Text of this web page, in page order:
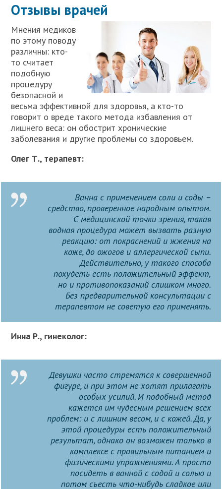
Отзывы врачей
Мнения медиков
по этому поводу
различны: кто-
то считает
подобную
процедуру
безопасной и
весьма эффективной для здоровья, а кто-то
говорит о вреде такого метода избавления от
лишнего веса: он обострит хронические
заболевания и другие проблемы со здоровьем.
Олег Т., терапевт:
Ванна с применением соли и соды –
средство, проверенное народным опытом.
С медицинской точки зрения, такая
водная процедура может вызвать разную
реакцию: от покраснений и жжения на
коже, до ожогов и аллергической сыпи.
Действительно, у такого способа
похудеть есть положительный эффект,
но и противопоказаний слишком много.
Без предварительной консультации с
терапевтом не советую его применять.
Инна Р., гинеколог:
Девушки часто стремятся к совершенной
фигуре, и при этом не хотят прилагать
особых усилий. И подобный метод
кажется им чудесным решением всех
проблем: и с лишним весом, и с кожей. Да, у
этой процедуры есть положительный
результат, однако он возможен только в
комплексе с правильным питанием и
физическими упражнениями. А просто
посидеть в ванной с содой и солью и
потом съесть что-нибудь сладкое или